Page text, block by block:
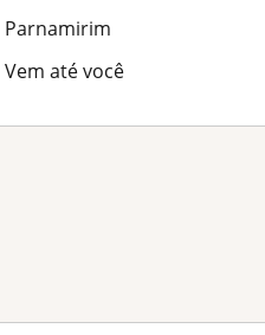
Parnamirim
Vem até você